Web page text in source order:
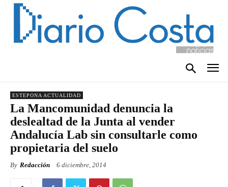
ESTEPONA ACTUALIDAD
La Mancomunidad denuncia la
deslealtad de la Junta al vender
Andalucía Lab sin consultarle como
propietaria del suelo
By Redacción 6 diciembre, 2014